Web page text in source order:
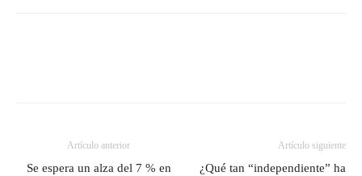
Artículo anterior
Se espera un alza del 7 % en
Artículo siguiente
¿Qué tan “independiente” ha